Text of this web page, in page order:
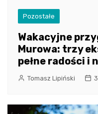
Pozostałe
Wakacyjne
Murowa: trzy
pełne radości i
Tomasz Lipiński